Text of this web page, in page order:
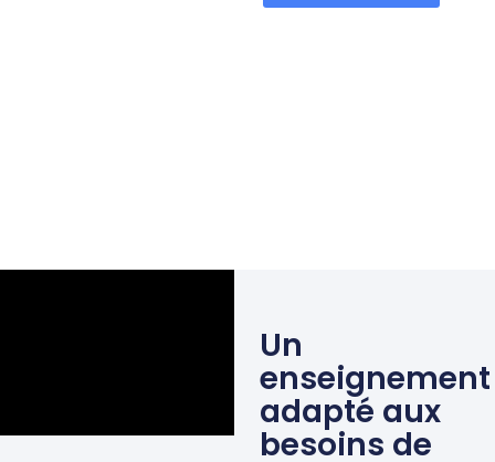
Un
enseignement
adapté aux
besoins de